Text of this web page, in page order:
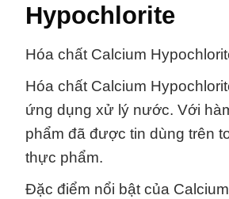
Hypochlorite
Hóa chất Calcium
Hóa chất Calcium
ứng dụng xử lý nước. Với
phẩm đã được tin dùng trên
thực phẩm.
Đặc điểm nổi bật của